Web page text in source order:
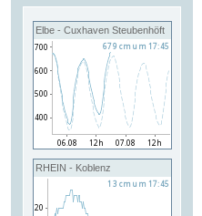
Elbe - Cuxhaven Steubenhöft
RHEIN - Koblenz